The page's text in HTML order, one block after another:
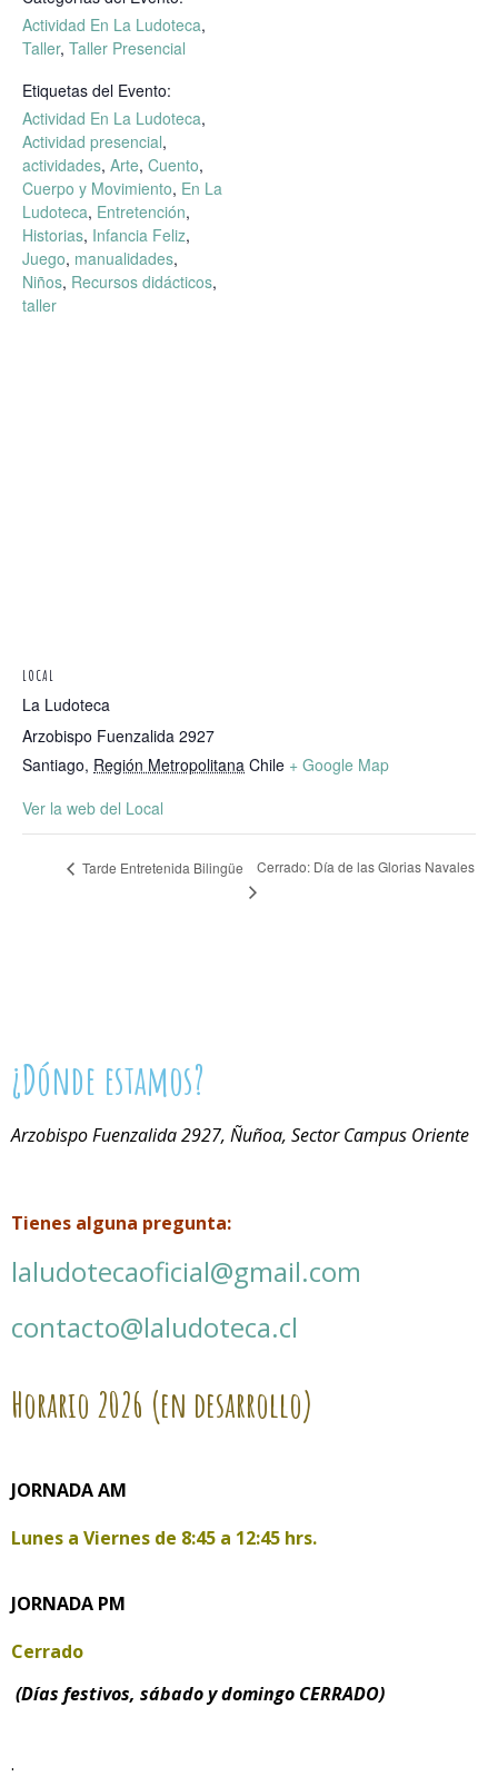
Actividad En La Ludoteca,
Taller, Taller Presencial
Etiquetas del Evento:
Actividad En La Ludoteca,
Actividad presencial,
actividades, Arte, Cuento,
Cuerpo y Movimiento, En La
Ludoteca, Entretención,
Historias, Infancia Feliz,
Juego, manualidades,
Niños, Recursos didácticos,
taller
LOCAL
La Ludoteca
Arzobispo Fuenzalida 2927
Santiago, Región Metropolitana Chile + Google Map
Ver la web del Local
Tarde Entretenida Bilingüe Cerrado: Día de las Glorias Navales
¿Dónde estamos?
Arzobispo Fuenzalida 2927, Ñuñoa, Sector Campus Oriente
Tienes alguna pregunta:
laludotecaoficial@gmail.com
contacto@laludoteca.cl
Horario 2026 (en desarrollo)
JORNADA AM
Lunes a Viernes de 8:45 a 12:45 hrs.
JORNADA PM
Cerrado
(Días festivos, sábado y domingo CERRADO)
.